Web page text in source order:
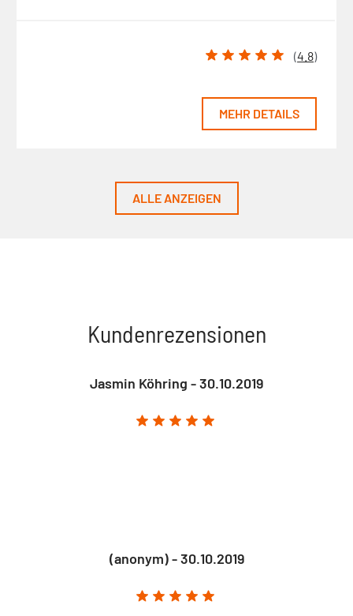
(4.8)
MEHR DETAILS
ALLE ANZEIGEN
Kundenrezensionen
Jasmin Köhring - 30.10.2019
(anonym) - 30.10.2019